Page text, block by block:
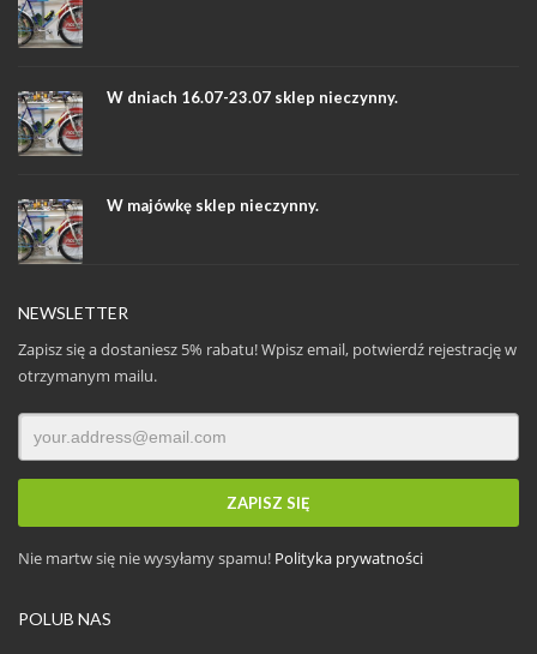
W dniach 16.07-23.07 sklep nieczynny.
W majówkę sklep nieczynny.
NEWSLETTER
Zapisz się a dostaniesz 5% rabatu! Wpisz email, potwierdź rejestrację w
otrzymanym mailu.
Nie martw się nie wysyłamy spamu! Polityka prywatności
POLUB NAS